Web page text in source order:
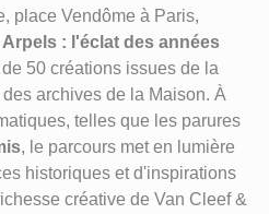
place Vendôme à Paris,
Arpels : l'éclat des années
50 créations issues de la
archives de la Maison. À
telles que les parures
, le parcours met en lumière
historiques et d'inspirations
créative de Van Cleef &